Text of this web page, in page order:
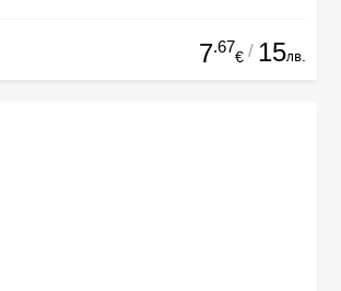
7.67
€ / 15лв.